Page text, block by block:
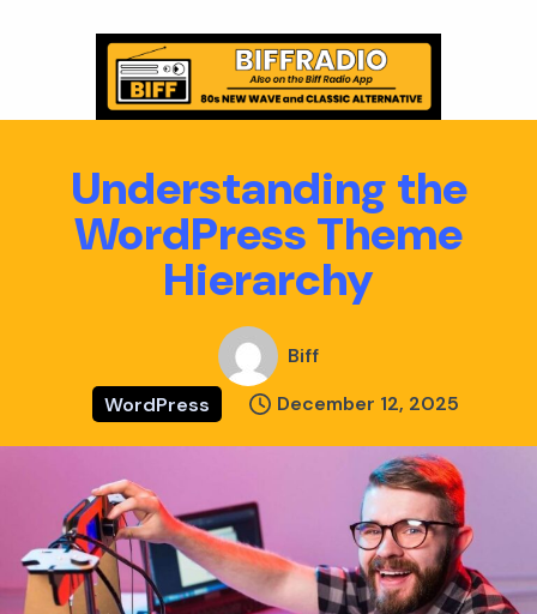
content
Understanding the
WordPress Theme
Hierarchy
Biff
WordPress
December 12, 2025